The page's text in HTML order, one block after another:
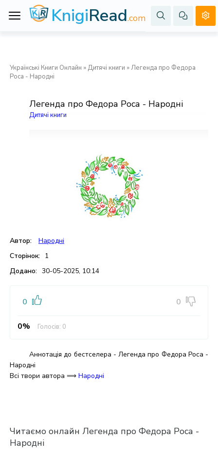
KnigiRead.com
Українські Книги Онлайн » Дитячі книги » Легенда про Федора
Роса - Народні
Легенда про Федора Роса - Народні
Дитячі книги
Автор:
Народні
Сторінок: 1
Додано: 30-05-2025, 10:14
0 0
0% Голосів: 0
Аннотація до бестселера - Легенда про Федора Роса -
Народні
Всі твори автора ⟹ Народні
Читаємо онлайн Легенда про Федора Роса -
Народні